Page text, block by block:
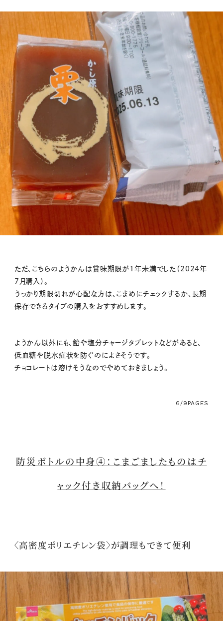
ただ、こちらのようかんは賞味期限が1年未満でした（2024年
7月購入）。
うっかり期限切れが心配な方は、こまめにチェックするか、長期
保存できるタイプの購入をおすすめします。
ようかん以外にも、飴や塩分チャージタブレットなどがあると、
低血糖や脱水症状を防ぐのによさそうです。
チョコレートは溶けそうなのでやめておきましょう。
6/9 PAGES
防災ボトルの中身④：こまごましたものはチ
ャック付き収納バッグへ！
〈高密度ポリエチレン袋〉が調理もできて便利